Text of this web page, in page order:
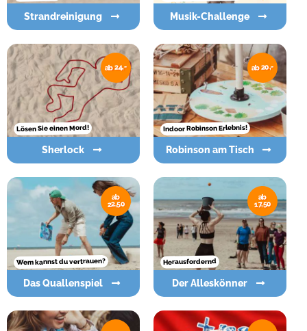
Strandreinigung Musik-Challenge
ab 24,-
Lösen Sie einen Mord!
Sherlock
ab 20,-
Indoor Robinson Erlebnis!
Robinson am Tisch
ab
22,50
Wem kannst du vertrauen?
Das Quallenspiel
ab
17,50
Herausfordernd
Der Alleskönner